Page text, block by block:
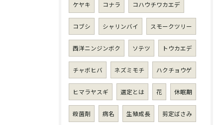
ケヤキ コナラ コハウチワカエデ
コブシ シャリンバイ スモークツリー
西洋ニンジンボク ソテツ トウカエデ
チャボヒバ ネズミモチ ハクチョウゲ
ヒマラヤスギ 選定とは 花 休眠期
殺菌剤 病名 生殖成長 剪定ばさみ